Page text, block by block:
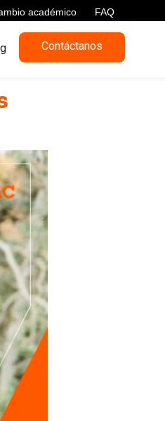
académico FAQ
Contáctanos